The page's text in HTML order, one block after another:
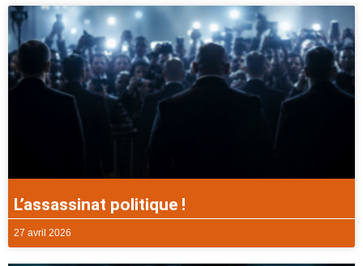
L’assassinat politique !
27 avril 2026